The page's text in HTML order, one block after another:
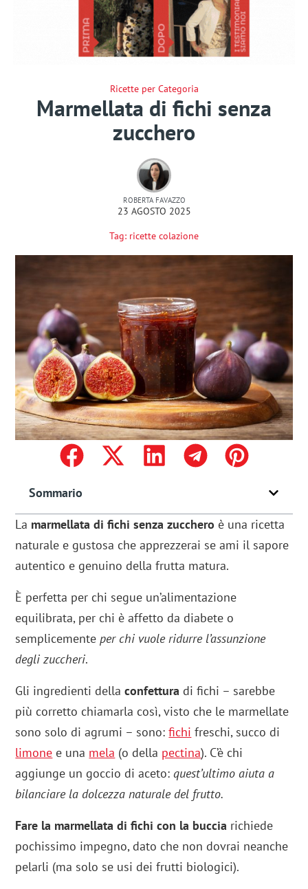
Ricette per Categoria
Marmellata di fichi senza
zucchero
ROBERTA FAVAZZO
23 AGOSTO 2025
Tag: ricette colazione
Sommario
La marmellata di fichi senza zucchero è una ricetta
naturale e gustosa che apprezzerai se ami il sapore
autentico e genuino della frutta matura.
È perfetta per chi segue un’alimentazione
equilibrata, per chi è affetto da diabete o
semplicementeper chi vuole ridurre l’assunzione
degli zuccheri.
Gli ingredienti dellaconfettura di fichi – sarebbe
più corretto chiamarla così, visto che le marmellate
sono solo di agrumi – sono:fichi freschi, succo di
limone e una mela (o della pectina). C’è chi
aggiunge un goccio di aceto:quest’ultimo aiuta a
bilanciare la dolcezza naturale del frutto.
Fare la marmellata di fichi con la buccia richiede
pochissimo impegno, dato che non dovrai neanche
pelarli (ma solo se usi dei frutti biologici).